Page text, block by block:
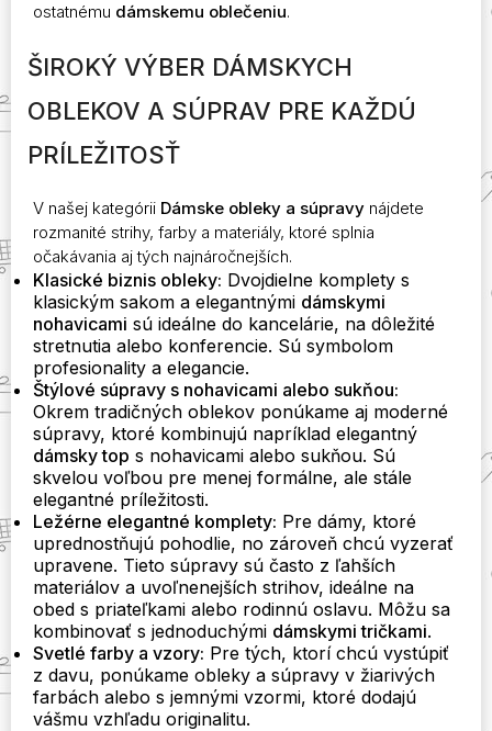
ostatnému dámskemu oblečeniu.
ŠIROKÝ VÝBER DÁMSKYCH
OBLEKOV A SÚPRAV PRE KAŽDÚ
PRÍLEŽITOSŤ
V našej kategórii Dámske obleky a súpravy nájdete
rozmanité strihy, farby a materiály, ktoré splnia
očakávania aj tých najnáročnejších.
Klasické biznis obleky: Dvojdielne komplety s
klasickým sakom a elegantnými dámskymi
nohavicami sú ideálne do kancelárie, na dôležité
stretnutia alebo konferencie. Sú symbolom
profesionality a elegancie.
Štýlové súpravy s nohavicami alebo sukňou:
Okrem tradičných oblekov ponúkame aj moderné
súpravy, ktoré kombinujú napríklad elegantný
dámsky top s nohavicami alebo sukňou. Sú
skvelou voľbou pre menej formálne, ale stále
elegantné príležitosti.
Ležérne elegantné komplety: Pre dámy, ktoré
uprednostňujú pohodlie, no zároveň chcú vyzerať
upravene. Tieto súpravy sú často z ľahších
materiálov a uvoľnenejších strihov, ideálne na
obed s priateľkami alebo rodinnú oslavu. Môžu sa
kombinovať s jednoduchými dámskymi tričkami.
Svetlé farby a vzory: Pre tých, ktorí chcú vystúpiť
z davu, ponúkame obleky a súpravy v žiarivých
farbách alebo s jemnými vzormi, ktoré dodajú
vášmu vzhľadu originalitu.